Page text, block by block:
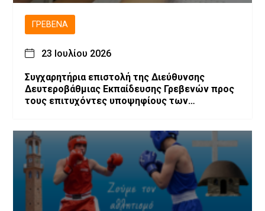
ΓΡΕΒΕΝΆ
23 Ιουλίου 2026
Συγχαρητήρια επιστολή της Διεύθυνσης
Δευτεροβάθμιας Εκπαίδευσης Γρεβενών προς
τους επιτυχόντες υποψηφίους των